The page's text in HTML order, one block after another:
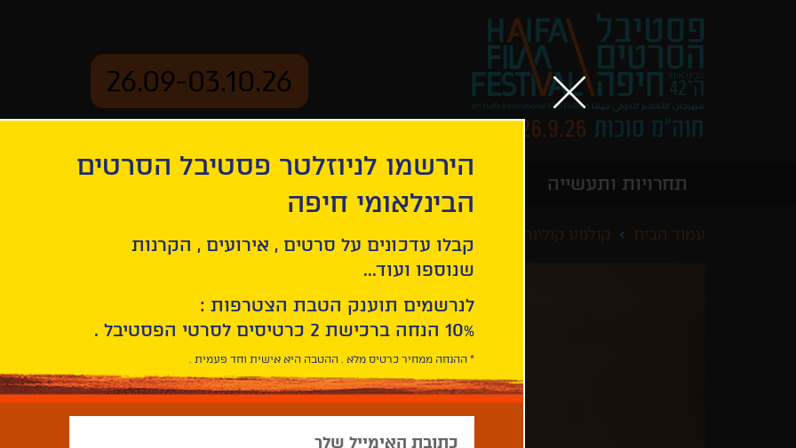
26.09-03.10.26
תחרויות ותעשייה
עמוד הבית קולנוע קולינרי בחיפוש אחר אומאמי
הירשמו לניוזלטר פסטיבל הסרטים
הבינלאומי חיפה
קבלו עדכונים על סרטים , אירועים , הקרנות
שנוספו ועוד...
לנרשמים תוענק הטבת הצטרפות :
10% הנחה ברכישת 2 כרטיסים לסרטי הפסטיבל .
* ההנחה ממחיר כרטיס מלא . ההטבה היא אישית וחד פעמית .